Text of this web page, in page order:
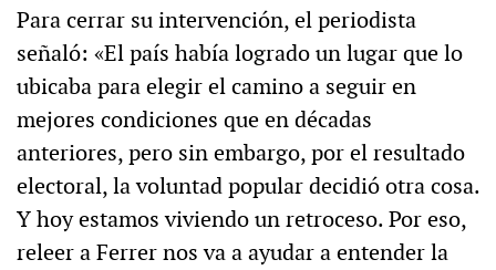
Para cerrar su intervención, el periodista
señaló: «El país había logrado un lugar que lo
ubicaba para elegir el camino a seguir en
mejores condiciones que en décadas
anteriores, pero sin embargo, por el resultado
electoral, la voluntad popular decidió otra cosa.
Y hoy estamos viviendo un retroceso. Por eso,
releer a Ferrer nos va a ayudar a entender la